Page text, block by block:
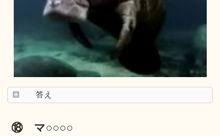
答え
⑱ マ○○○○